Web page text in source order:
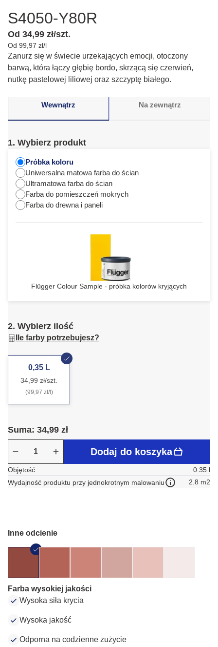
S4050-Y80R
Od 34,99 zł/szt.
Od 99,97 zł/l
Zanurz się w świecie urzekających emocji, otoczony
barwą, która łączy głębię bordo, skrzącą się czerwień,
nutkę pastelowej liliowej oraz szczyptę białego.
Wewnątrz Na zewnątrz
1. Wybierz produkt
Próbka koloru
Uniwersalna matowa farba do ścian
Ultramatowa farba do ścian
Farba do pomieszczeń mokrych
Farba do drewna i paneli
Flügger Colour Sample - próbka kolorów kryjących
2. Wybierz ilość
Ile farby potrzebujesz?
0,35 L
34,99 zł/szt.
(99,97 zł/l)
Suma: 34,99 zł
Dodaj do koszyka
Objętość
0.35 l
Wydajność produktu przy jednokrotnym malowaniu
2.8 m2
Inne odcienie
Farba wysokiej jakości
Wysoka siła krycia
Wysoka jakość
Odporna na codzienne zużycie